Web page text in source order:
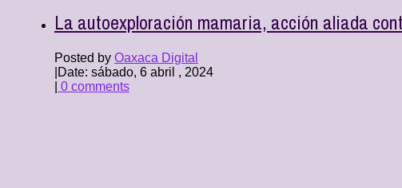
La autoexploración mamaria, acción aliada
Posted by Oaxaca Digital
Date: sábado, 6 abril , 2024
0 comments